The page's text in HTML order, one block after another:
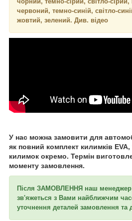
червоний, темно-синій, світло-
жовтий, зелений. Див. відео
У нас можна замовити для
як повний комплект килимків EVA,
килимок окремо. Термін
моменту замовлення.
Після ЗАМОВЛЕННЯ наш менеджер
зв'яжеться з Вами найближчим
уточнення деталей замовлення та